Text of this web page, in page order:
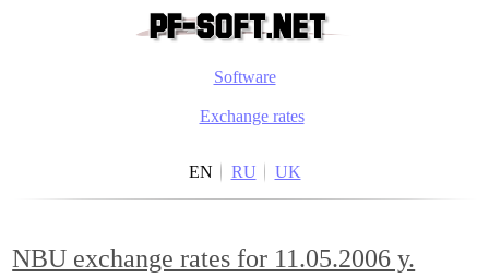
Software
Exchange rates
EN RU UK
NBU exchange rates for 11.05.2006 y.